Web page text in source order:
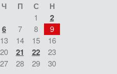
Ч П С Н
1 2
6 7 8
9
13 14 15
16
20 21 22
23
27 28 29
30